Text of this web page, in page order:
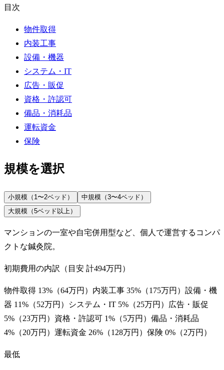
目次
物件取得
内装工事
設備・機器
システム・IT
広告・販促
資格・許認可
備品・消耗品
運転資金
保険
規模を選択
小規模（1〜2ベッド）
中規模（3〜4ベッド）
大規模（5ベッド以上）
マンションの一室や自宅併用型など、個人で運営するコンパ
クトな鍼灸院。
初期費用の内訳（目安 計494万円 ）
物件取得 13%（64万円 ） 内装工事 35%（175万円 ） 設備・機
器 11%（52万円 ） システム・IT 5%（25万円 ）
広告・販促
5%（23万円 ） 資格・許認可 1%（5万円 ） 備品・消耗品
4%（20万円 ） 運転資金 26%（128万円 ） 保険 0%（2万円 ）
最低